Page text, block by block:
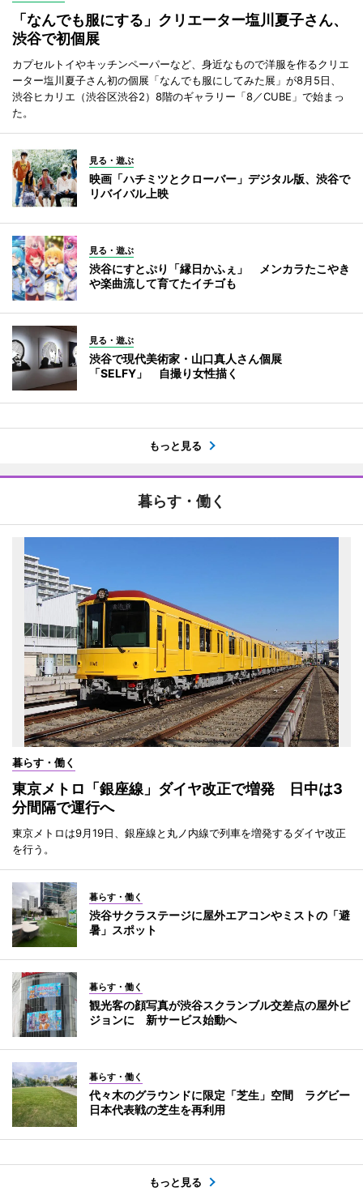
「なんでも服にする」クリエーター塩川夏子さん、
渋谷で初個展
カプセルトイやキッチンペーパーなど、身近なもので洋服を作るクリエ
ーター塩川夏子さん初の個展「なんでも服にしてみた展」が8月5日、
渋谷ヒカリエ（渋谷区渋谷2）8階のギャラリー「8／CUBE」で始まっ
た。
見る・遊ぶ
映画「ハチミツとクローバー」デジタル版、渋谷で
リバイバル上映
見る・遊ぶ
渋谷にすとぷり「縁日かふぇ」 メンカラたこやき
や楽曲流して育てたイチゴも
見る・遊ぶ
渋谷で現代美術家・山口真人さん個展
「SELFY」 自撮り女性描く
もっと見る
暮らす・働く
暮らす・働く
東京メトロ「銀座線」ダイヤ改正で増発 日中は3
分間隔で運行へ
東京メトロは9月19日、銀座線と丸ノ内線で列車を増発するダイヤ改正
を行う。
暮らす・働く
渋谷サクラステージに屋外エアコンやミストの「避
暑」スポット
暮らす・働く
観光客の顔写真が渋谷スクランブル交差点の屋外ビ
ジョンに 新サービス始動へ
暮らす・働く
代々木のグラウンドに限定「芝生」空間 ラグビー
日本代表戦の芝生を再利用
もっと見る